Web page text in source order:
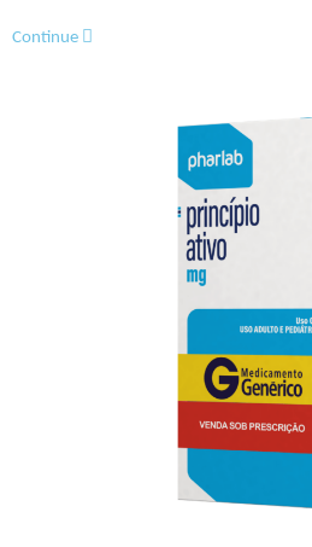
Continue